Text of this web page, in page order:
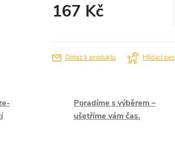
167 Kč
Dotaz k produktu Hlídací pes
Poradíme s výběrem –
ušetříme vám čas.